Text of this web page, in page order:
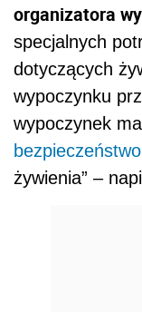
organizatora
specjalnych
dotyczących
wypoczynku
wypoczynek
bezpieczeństwo
żywienia” –